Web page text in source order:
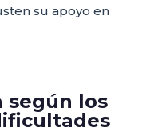
su apoyo en
según los